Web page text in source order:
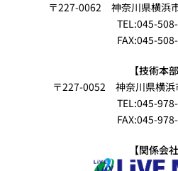
〒227-0062 神奈川県横浜
TEL:045-
FAX:045-
【技術本部
〒227-0052 神奈川県横浜
TEL:045-
FAX:045-
【関係会社